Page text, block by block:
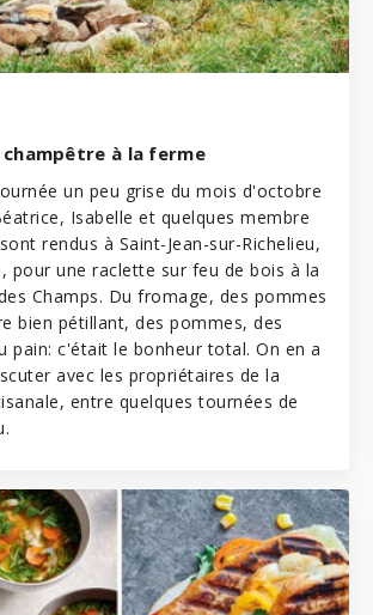
à la ferme
un peu grise du mois d'octobre
Isabelle et quelques membre
rendus à Saint-Jean-sur-Richelieu,
pour une raclette sur feu de bois à la
Champs. Du fromage, des pommes
bien pétillant, des pommes, des
pain: c'était le bonheur total. On en a
avec les propriétaires de la
entre quelques tournées de